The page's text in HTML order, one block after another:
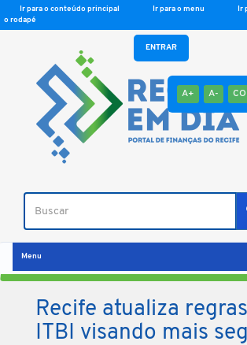
Ir para o conteúdo principal Ir para o menu Ir
o rodapé
A+ A-
Buscar
ENTRAR
Menu
Recife atualiza
ITBI visando mais